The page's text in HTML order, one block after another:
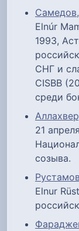
Elnúr
1993,
СНГ и
CISBB
среди
21
созыва.
Elnur